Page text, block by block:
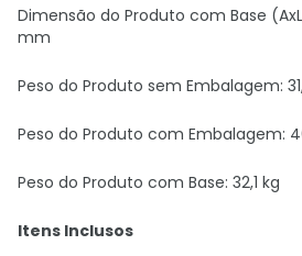
Dimensão do Produto com Base
mm
Peso do Produto sem Embalagem:
Peso do Produto com Embalagem:
Peso do Produto com Base: 32,1 kg
Itens Inclusos